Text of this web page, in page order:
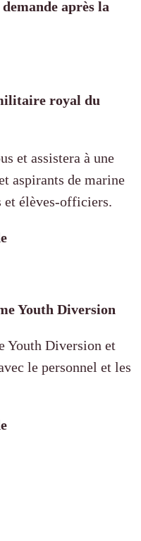
après la
royal du
et assistera à une
aspirants de marine
et élèves-officiers.
Youth Diversion
Youth Diversion et
le personnel et les